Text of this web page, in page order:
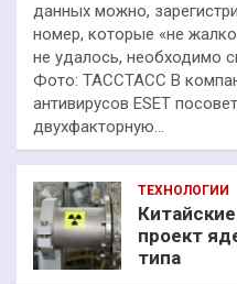
данных можно,
номер, которые «не
не удалось, необходимо
Фото: ТАССТАСС В
антивирусов ESET
двухфакторную…
ТЕХНОЛОГИИ
проект
типа